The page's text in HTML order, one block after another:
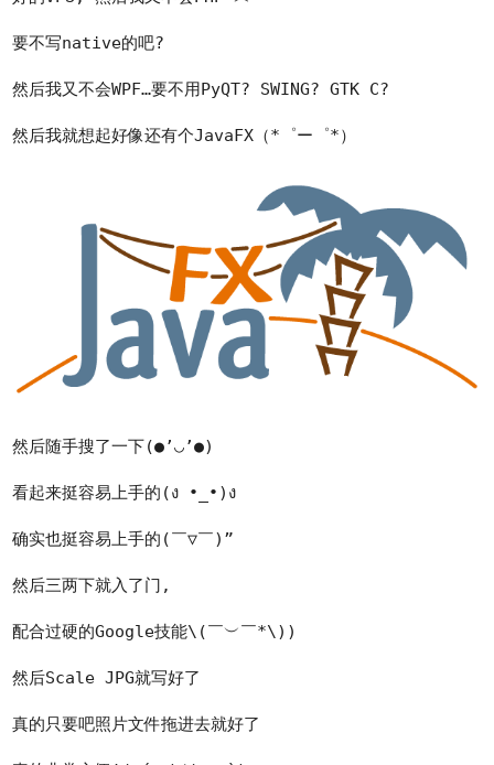
要不写native的吧?
然后我又不会WPF…要不用PyQT? SWING? GTK C?
然后我就想起好像还有个JavaFX（*゜ー゜*）
然后随手搜了一下(●’◡’●)
看起来挺容易上手的(ง •_•)ง
确实也挺容易上手的(￣▽￣)”
然后三两下就入了门,
配合过硬的Google技能\(￣︶￣*\))
然后Scale JPG就写好了
真的只要吧照片文件拖进去就好了